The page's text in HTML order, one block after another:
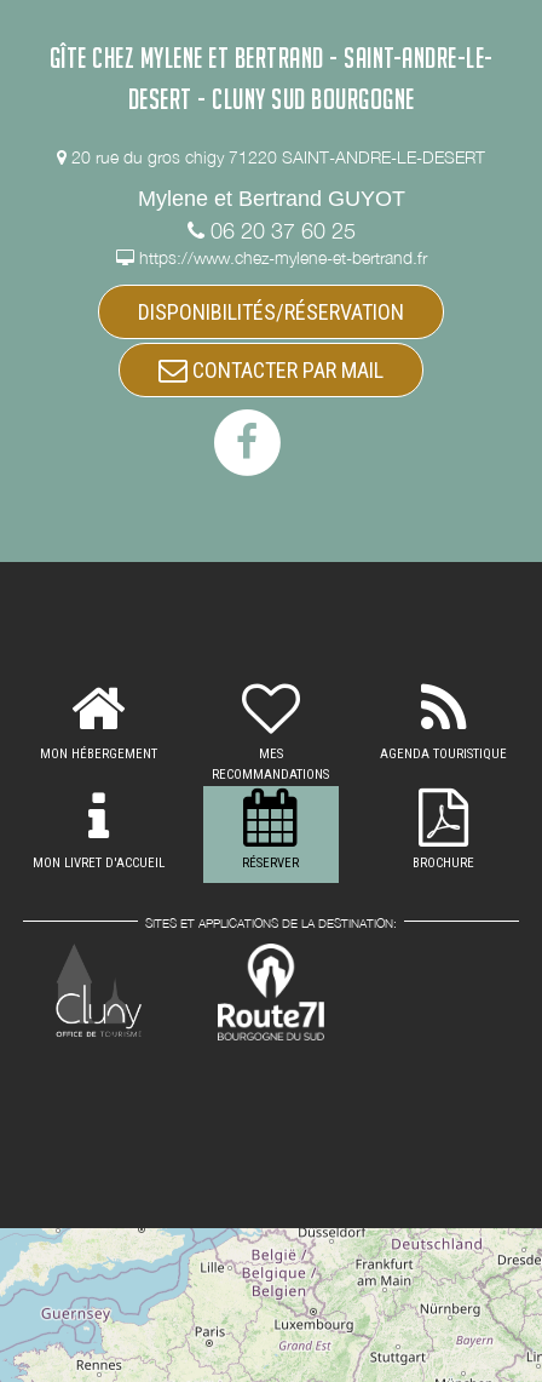
GÎTE CHEZ MYLENE ET BERTRAND - SAINT-ANDRE-LE-
DESERT - CLUNY SUD BOURGOGNE
20 rue du gros chigy 71220 SAINT-ANDRE-LE-DESERT
Mylene et Bertrand GUYOT
06 20 37 60 25
https://www.chez-mylene-et-bertrand.fr
DISPONIBILITÉS/RÉSERVATION
CONTACTER PAR MAIL
MON HÉBERGEMENT
MES
RECOMMANDATIONS
AGENDA TOURISTIQUE
MON LIVRET D'ACCUEIL RÉSERVER BROCHURE
SITES ET APPLICATIONS DE LA DESTINATION: